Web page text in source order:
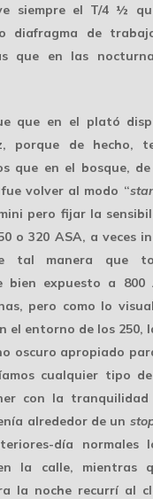
siempre el T/4 ½
diafragma de
que en las
que en el plató
porque de hecho,
que en el bosque,
volver al modo “
pero fijar la
o 320 ASA, a veces
tal manera que
bien expuesto a 800
pero como lo
el entorno de los 250,
oscuro apropiado
cualquier tipo
con la
alrededor de un
día normales
la calle, mientras
la noche recurrí al